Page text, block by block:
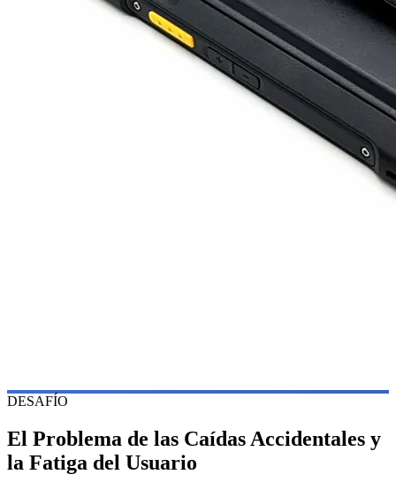
DESAFÍO
El Problema de las Caídas Accidentales y
la Fatiga del Usuario